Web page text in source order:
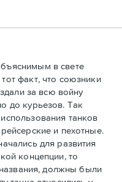
в свете
факт, что союзники
за всю войну
до курьезов. Так
танков
и пехотные.
для развития
концепции, то
названия, должны были